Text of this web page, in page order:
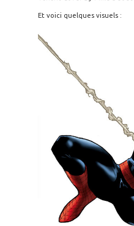
Et voici quelques visuels :